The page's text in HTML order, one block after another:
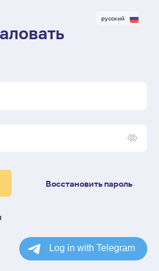
русский
Восстановить пароль